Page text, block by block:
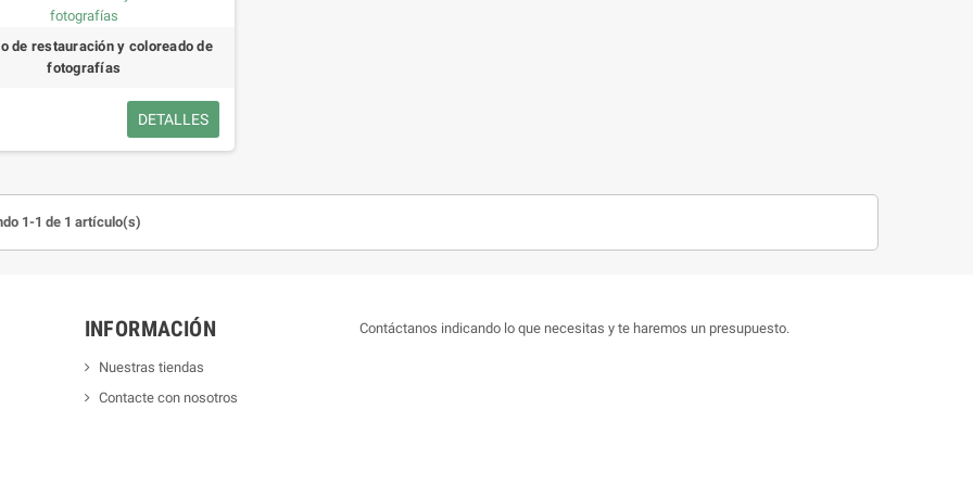
de restauración y coloreado de
fotografías
DETALLES
1-1 de 1 artículo(s)
INFORMACIÓN
Nuestras tiendas
Contacte con nosotros
Contáctanos indicando lo que necesitas y te haremos un presupuesto.